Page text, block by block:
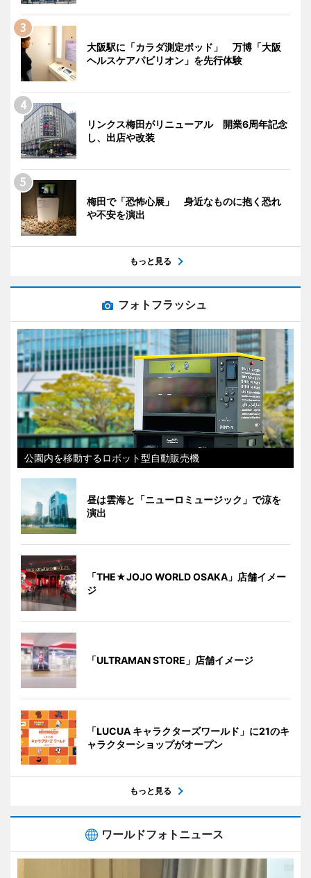
大阪駅に「カラダ測定ポッド」 万博「大阪
ヘルスケアパビリオン」を先行体験
リンクス梅田がリニューアル 開業6周年記念
し、出店や改装
梅田で「恐怖心展」 身近なものに抱く恐れ
や不安を演出
もっと見る
フォトフラッシュ
公園内を移動するロボット型自動販売機
昼は雲海と「ニューロミュージック」で涼を
演出
「THE★JOJO WORLD OSAKA」店舗イメー
ジ
「ULTRAMAN STORE」店舗イメージ
「LUCUA キャラクターズワールド」に21のキ
ャラクターショップがオープン
もっと見る
ワールドフォトニュース